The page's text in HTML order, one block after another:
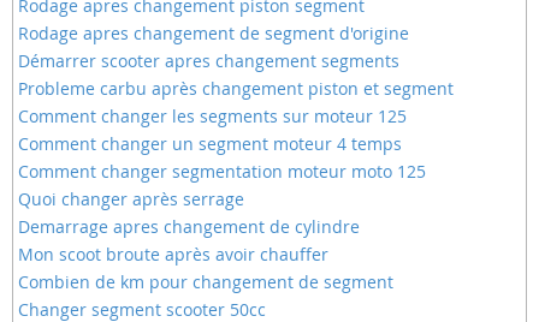
Rodage apres changement piston segment
Rodage apres changement de segment d'origine
Démarrer scooter apres changement segments
Probleme carbu après changement piston et segment
Comment changer les segments sur moteur 125
Comment changer un segment moteur 4 temps
Comment changer segmentation moteur moto 125
Quoi changer après serrage
Demarrage apres changement de cylindre
Mon scoot broute après avoir chauffer
Combien de km pour changement de segment
Changer segment scooter 50cc